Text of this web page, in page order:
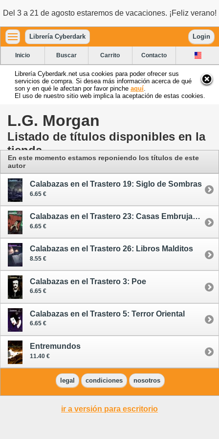
Del 3 a 21 de agosto estaremos de vacaciones. ¡Feliz verano!
Librería Cyberdark Login
Inicio Buscar Carrito Contacto
Librería Cyberdark.net usa cookies para poder ofrecer sus
servicios de compra. Si desea más información acerca de qué
son y en qué le afectan por favor pinche aquí
El uso de nuestro sitio web implica la aceptación de estas cookies.
L.G. Morgan
Listado de títulos disponibles en la
tienda
En este momento estamos reponiendo los títulos de este
autor
Calabazas en el Trastero 19: Siglo de Sombras
6.65 €
Calabazas en el Trastero 23: Casas Embrujadas
6.65 €
Calabazas en el Trastero 26: Libros Malditos
8.55 €
Calabazas en el Trastero 3: Poe
6.65 €
Calabazas en el Trastero 5: Terror Oriental
6.65 €
Entremundos
11.40 €
legal condiciones nosotros
ir a versión para escritorio